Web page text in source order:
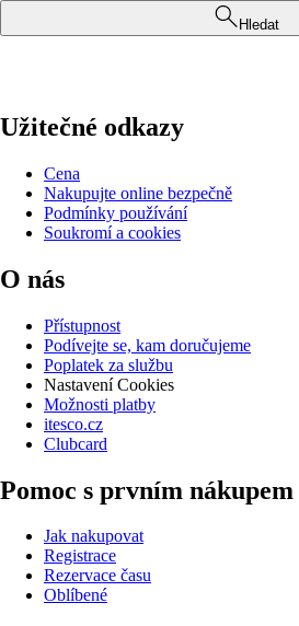
Hledat
Užitečné odkazy
Cena
Nakupujte online bezpečně
Podmínky používání
Soukromí a cookies
O nás
Přístupnost
Podívejte se, kam doručujeme
Poplatek za službu
Nastavení Cookies
Možnosti platby
itesco.cz
Clubcard
Pomoc s prvním nákupem
Jak nakupovat
Registrace
Rezervace času
Oblíbené